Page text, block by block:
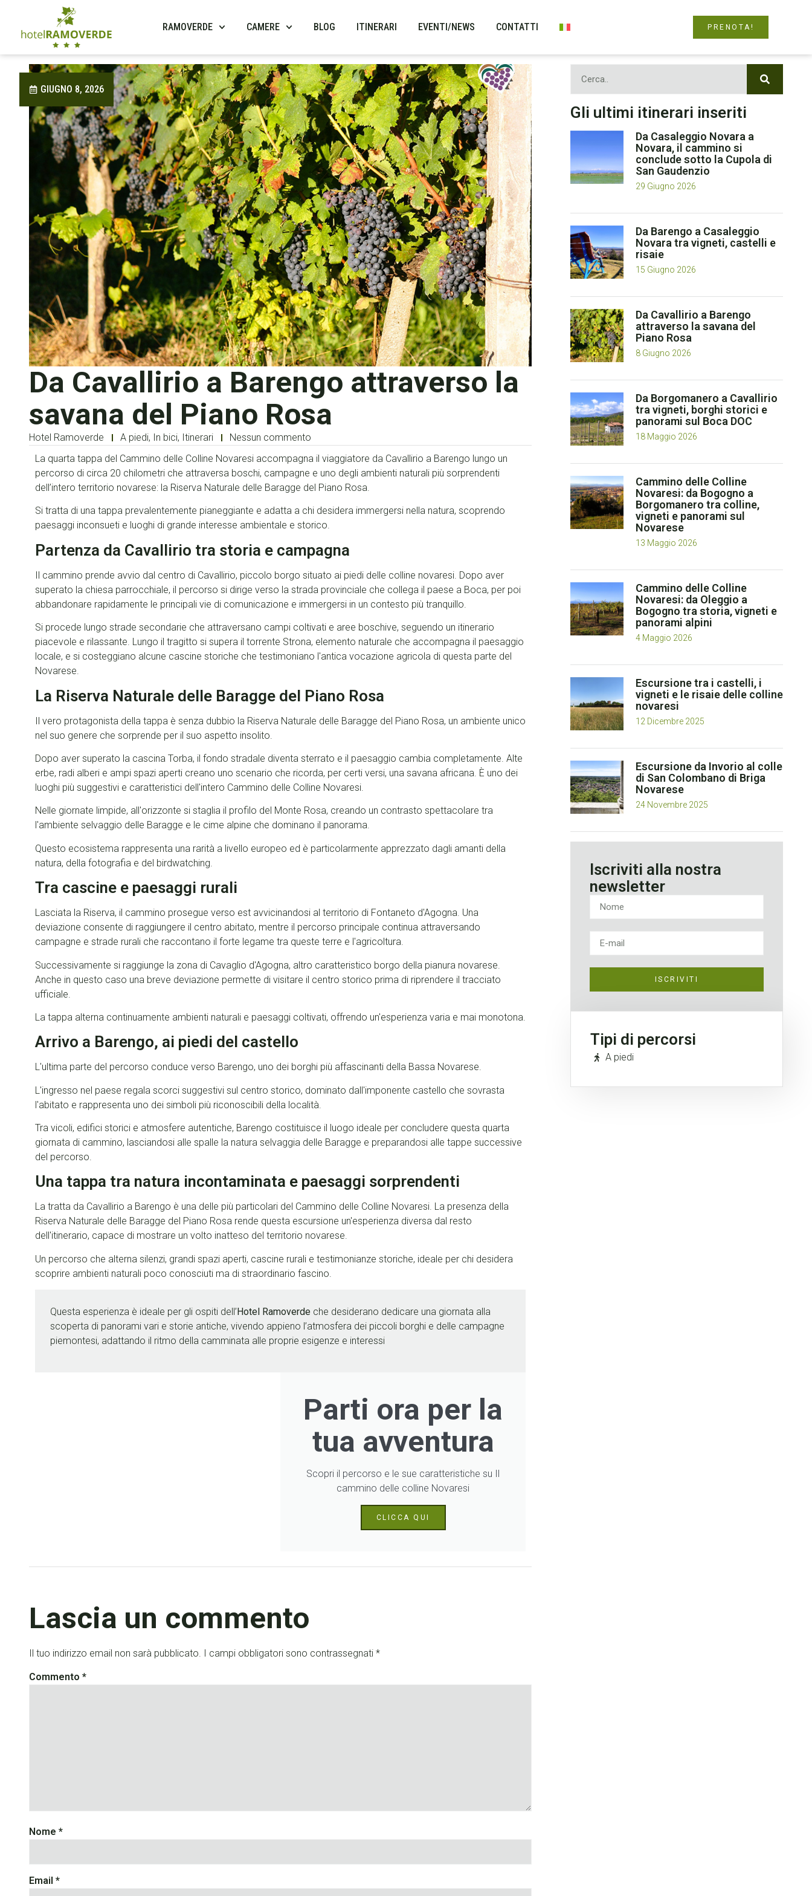
RAMOVERDE CAMERE BLOG ITINERARI EVENTI/NEWS CONTATTI PRENOTA!
GIUGNO 8, 2026
Da Cavallirio a Barengo attraverso la
savana del Piano Rosa
Hotel Ramoverde A piedi, In bici, Itinerari
Nessun commento
La quarta tappa del Cammino delle Colline Novaresi accompagna il viaggiatore da Cavallirio a Barengo lungo un
percorso di circa 20 chilometri che attraversa boschi, campagne e uno degli ambienti naturali più sorprendenti
dell’intero territorio novarese: la Riserva Naturale delle Baragge del Piano Rosa.
Si tratta di una tappa prevalentemente pianeggiante e adatta a chi desidera immergersi nella natura, scoprendo
paesaggi inconsueti e luoghi di grande interesse ambientale e storico.
Partenza da Cavallirio tra storia e campagna
Il cammino prende avvio dal centro di Cavallirio, piccolo borgo situato ai piedi delle colline novaresi. Dopo aver
superato la chiesa parrocchiale, il percorso si dirige verso la strada provinciale che collega il paese a Boca, per poi
abbandonare rapidamente le principali vie di comunicazione e immergersi in un contesto più tranquillo.
Si procede lungo strade secondarie che attraversano campi coltivati e aree boschive, seguendo un itinerario
piacevole e rilassante. Lungo il tragitto si supera il torrente Strona, elemento naturale che accompagna il paesaggio
locale, e si costeggiano alcune cascine storiche che testimoniano l'antica vocazione agricola di questa parte del
Novarese.
La Riserva Naturale delle Baragge del Piano Rosa
Il vero protagonista della tappa è senza dubbio la Riserva Naturale delle Baragge del Piano Rosa, un ambiente unico
nel suo genere che sorprende per il suo aspetto insolito.
Dopo aver superato la cascina Torba, il fondo stradale diventa sterrato e il paesaggio cambia completamente. Alte
erbe, radi alberi e ampi spazi aperti creano uno scenario che ricorda, per certi versi, una savana africana. È uno dei
luoghi più suggestivi e caratteristici dell'intero Cammino delle Colline Novaresi.
Nelle giornate limpide, all'orizzonte si staglia il profilo del Monte Rosa, creando un contrasto spettacolare tra
l'ambiente selvaggio delle Baragge e le cime alpine che dominano il panorama.
Questo ecosistema rappresenta una rarità a livello europeo ed è particolarmente apprezzato dagli amanti della
natura, della fotografia e del birdwatching.
Tra cascine e paesaggi rurali
Lasciata la Riserva, il cammino prosegue verso est avvicinandosi al territorio di Fontaneto d'Agogna. Una
deviazione consente di raggiungere il centro abitato, mentre il percorso principale continua attraversando
campagne e strade rurali che raccontano il forte legame tra queste terre e l'agricoltura.
Successivamente si raggiunge la zona di Cavaglio d'Agogna, altro caratteristico borgo della pianura novarese.
Anche in questo caso una breve deviazione permette di visitare il centro storico prima di riprendere il tracciato
ufficiale.
La tappa alterna continuamente ambienti naturali e paesaggi coltivati, offrendo un'esperienza varia e mai monotona.
Arrivo a Barengo, ai piedi del castello
L'ultima parte del percorso conduce verso Barengo, uno dei borghi più affascinanti della Bassa Novarese.
L'ingresso nel paese regala scorci suggestivi sul centro storico, dominato dall'imponente castello che sovrasta
l'abitato e rappresenta uno dei simboli più riconoscibili della località.
Tra vicoli, edifici storici e atmosfere autentiche, Barengo costituisce il luogo ideale per concludere questa quarta
giornata di cammino, lasciandosi alle spalle la natura selvaggia delle Baragge e preparandosi alle tappe successive
del percorso.
Una tappa tra natura incontaminata e paesaggi sorprendenti
La tratta da Cavallirio a Barengo è una delle più particolari del Cammino delle Colline Novaresi. La presenza della
Riserva Naturale delle Baragge del Piano Rosa rende questa escursione un'esperienza diversa dal resto
dell'itinerario, capace di mostrare un volto inatteso del territorio novarese.
Un percorso che alterna silenzi, grandi spazi aperti, cascine rurali e testimonianze storiche, ideale per chi desidera
scoprire ambienti naturali poco conosciuti ma di straordinario fascino.
Questa esperienza è ideale per gli ospiti dell’ Hotel Ramoverde che desiderano dedicare una giornata alla
scoperta di panorami vari e storie antiche, vivendo appieno l’atmosfera dei piccoli borghi e delle campagne
piemontesi, adattando il ritmo della camminata alle proprie esigenze e interessi
Parti ora per la
tua avventura
Scopri il percorso e le sue caratteristiche su Il
cammino delle colline Novaresi
CLICCA QUI
Lascia un commento
Il tuo indirizzo email non sarà pubblicato. I campi obbligatori sono contrassegnati *
Commento *
Nome *
Email *
Gli ultimi itinerari inseriti
Da Casaleggio Novara a
Novara, il cammino si
conclude sotto la Cupola di
San Gaudenzio
29 Giugno 2026
Da Barengo a Casaleggio
Novara tra vigneti, castelli e
risaie
15 Giugno 2026
Da Cavallirio a Barengo
attraverso la savana del
Piano Rosa
8 Giugno 2026
Da Borgomanero a Cavallirio
tra vigneti, borghi storici e
panorami sul Boca DOC
18 Maggio 2026
Cammino delle Colline
Novaresi: da Bogogno a
Borgomanero tra colline,
vigneti e panorami sul
Novarese
13 Maggio 2026
Cammino delle Colline
Novaresi: da Oleggio a
Bogogno tra storia, vigneti e
panorami alpini
4 Maggio 2026
Escursione tra i castelli, i
vigneti e le risaie delle colline
novaresi
12 Dicembre 2025
Escursione da Invorio al colle
di San Colombano di Briga
Novarese
24 Novembre 2025
Iscriviti alla nostra
newsletter
ISCRIVITI
Tipi di percorsi
A piedi